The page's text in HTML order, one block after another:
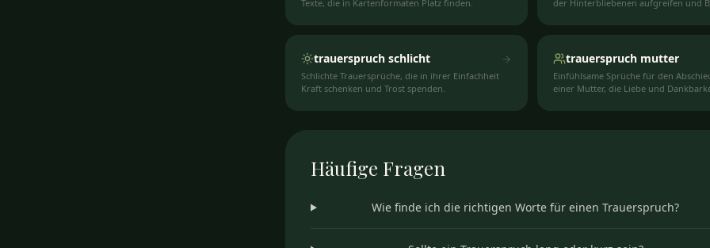
Texte, die in Kartenformaten Platz finden.
der Hinterbliebenen aufgreifen und
trauerspruch schlicht
Schlichte Trauersprüche, die in ihrer Einfachheit
Kraft schenken und Trost spenden.
trauerspruch mutter
Einfühlsame Sprüche für den
einer Mutter, die Liebe und
Häufige Fragen
Wie finde ich die richtigen Worte für einen Trauerspruch?